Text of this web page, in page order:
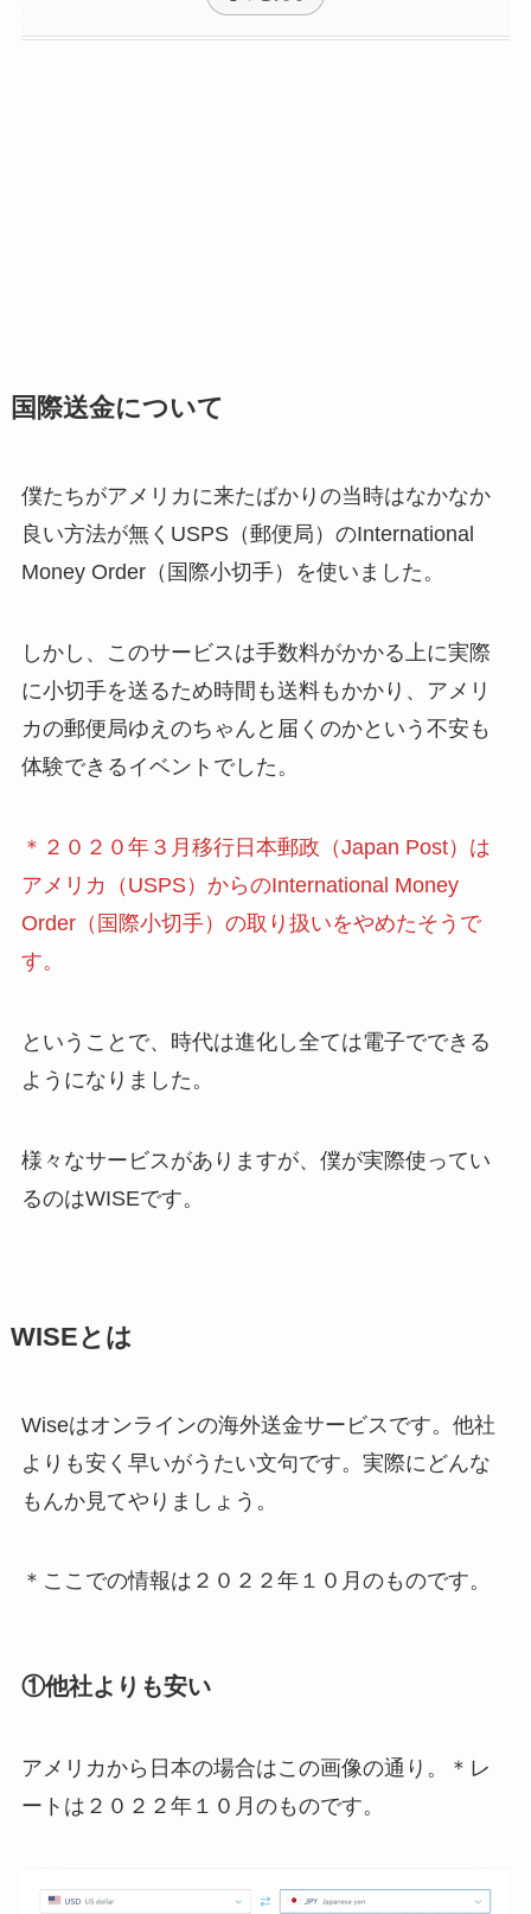
国際送金について
僕たちがアメリカに来たばかりの当時はなかなか
良い方法が無くUSPS（郵便局）のInternational
Money Order（国際小切手）を使いました。
しかし、このサービスは手数料がかかる上に実際
に小切手を送るため時間も送料もかかり、アメリ
カの郵便局ゆえのちゃんと届くのかという不安も
体験できるイベントでした。
＊２０２０年３月移行日本郵政（Japan Post）は
アメリカ（USPS）からのInternational Money
Order（国際小切手）の取り扱いをやめたそうで
す。
ということで、時代は進化し全ては電子でできる
ようになりました。
様々なサービスがありますが、僕が実際使ってい
るのはWISEです。
WISEとは
Wiseはオンラインの海外送金サービスです。他社
よりも安く早いがうたい文句です。実際にどんな
もんか見てやりましょう。
＊ここでの情報は２０２２年１０月のものです。
①他社よりも安い
アメリカから日本の場合はこの画像の通り。＊レ
ートは２０２２年１０月のものです。